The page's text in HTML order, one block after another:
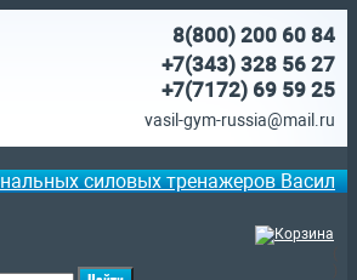
8(800) 200 60 84
+7(343) 328 56 27
+7(7172) 69 59 25
vasil-gym-russia@mail.ru
силовых тренажеров Васил